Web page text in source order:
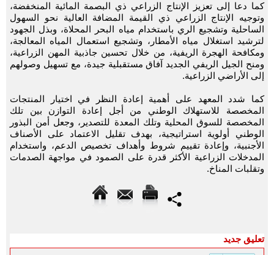
كما دعا إلى تعزيز الإنتاج الزراعي ذي البصمة المائية المنخفضة،
وتوجيه الإنتاج الزراعي ذي القيمة المضافة العالية نحو السهول
الساحلية وتشجيع الري باستخدام مياه البحر المحلاة، وبذل الجهود
لترشيد استغلال مياه الأمطار، وتشجيع استعمال المياه المعالجة،
ومكافحة الهجرة الريفية، من خلال تحسين جاذبية المهن الزراعية،
ومنح الجيل الريفي الجديد آفاق مستقبلية جيدة، مع تسهيل وصولهم
إلى الأراضي الزراعية.
كما شدد المعهد على أهمية إعادة النظر في اختيار المنتجات
المخصصة للاستهلاك الوطني من أجل إعادة التوازن بين تلك
المخصصة للسوق المحلية وتلك المعدة للتصدير، وجعل أمن البذور
الوطني أولوية استراتيجية، بهدف تقليل الاعتماد على الأصناف
الأجنبية، وإعادة تقييم شروط وأهداف تخصيص الدعم، واستخدام
المدخلات الزراعية الأكثر قدرة على الصمود في مواجهة الصدمات
وتقلبات المناخ.
تعليق جديد